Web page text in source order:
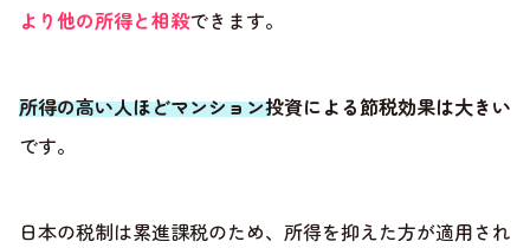
より他の所得と相殺できます。
所得の高い人ほどマンション投資による節税効果は大きい
です。
日本の税制は累進課税のため、所得を抑えた方が適用され